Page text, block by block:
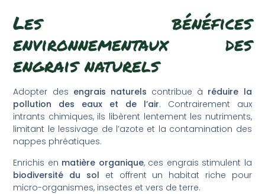
Les bénéfices
environnementaux des
engrais naturels
Adopter des engrais naturels contribue à réduire la
pollution des eaux et de l’air. Contrairement aux
intrants chimiques, ils libèrent lentement les nutriments,
limitant le lessivage de l’azote et la contamination des
nappes phréatiques.
Enrichis en matière organique, ces engrais stimulent la
biodiversité du sol et offrent un habitat riche pour
micro-organismes, insectes et vers de terre.